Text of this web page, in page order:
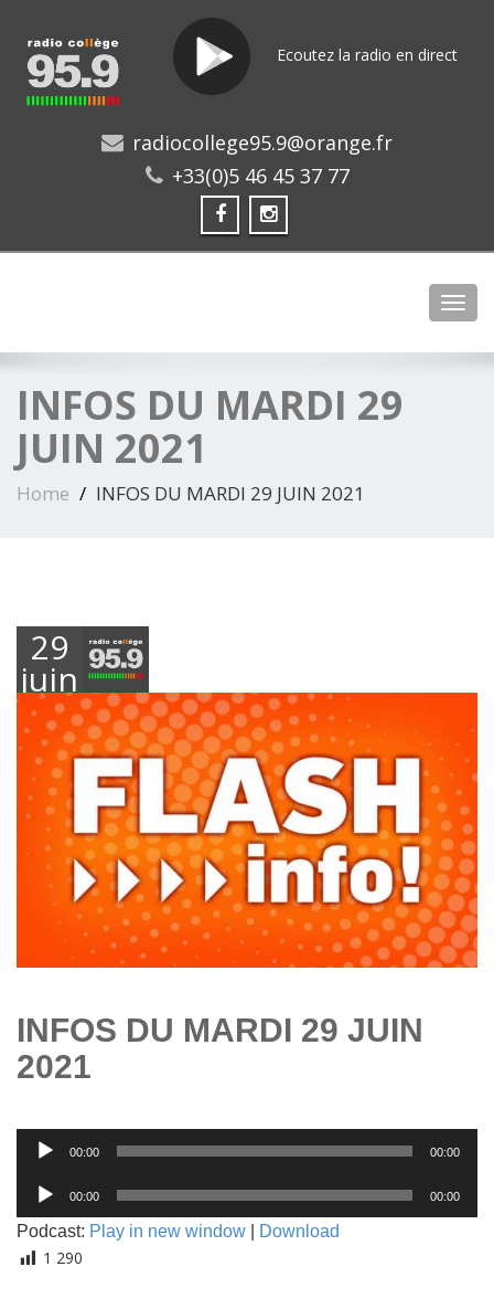
Ecoutez la radio en direct
radiocollege95.9@orange.fr
+33(0)5 46 45 37 77
INFOS DU MARDI 29
JUIN 2021
Home INFOS DU MARDI 29 JUIN 2021
29
juin
2021
INFOS DU MARDI 29 JUIN
2021
Lecteur
audio
00:00 00:00
Lecteur
audio
00:00 00:00
Podcast: Play in new window Download
1 290